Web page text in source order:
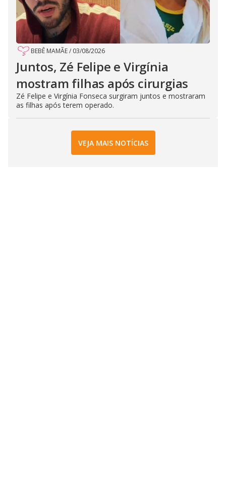
BEBÊ MAMÃE/ 03/08/2026
Juntos, Zé Felipe e Virgínia
mostram filhas após cirurgias
Zé Felipe e Virgínia Fonseca surgiram juntos e mostraram
as filhas após terem operado.
VEJA MAIS NOTÍCIAS